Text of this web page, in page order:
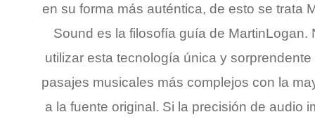
en su forma más auténtica, de esto se trata
Sound es la filosofía guía de MartinLogan.
utilizar esta tecnología única y
pasajes musicales más complejos con la
a la fuente original. Si la precisión de audio